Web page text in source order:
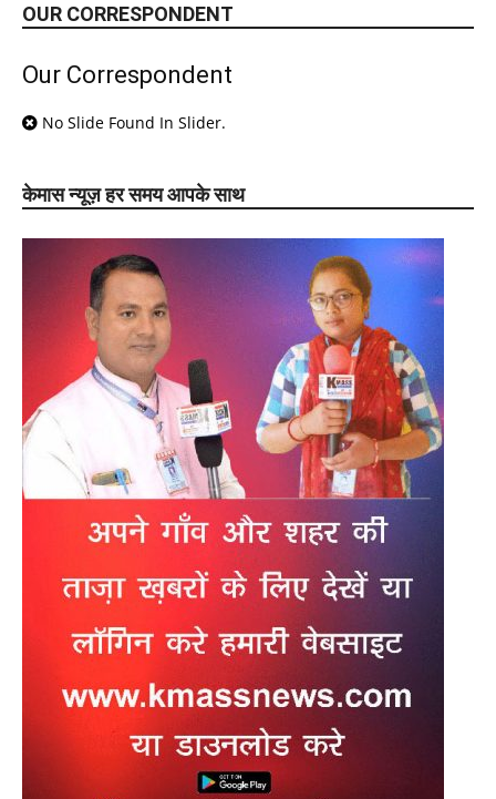
OUR CORRESPONDENT
Our Correspondent
No Slide Found In Slider.
केमास न्यूज़ हर समय आपके साथ